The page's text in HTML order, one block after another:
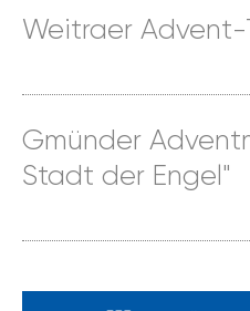
Weitraer Advent-
Gmünder
Stadt der Engel"